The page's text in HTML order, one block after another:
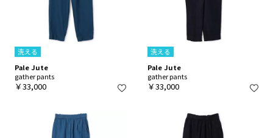
洗える
Pale Jute
gather pants
￥33,000
洗える
Pale Jute
gather pants
￥33,000